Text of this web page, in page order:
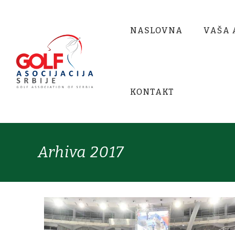
NASLOVNA VAŠA
KONTAKT
Arhiva 2017